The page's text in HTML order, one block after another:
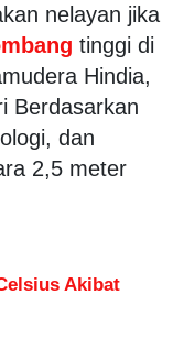
nelayan jika
tinggi di
Hindia,
Berdasarkan
dan
2,5 meter
Akibat